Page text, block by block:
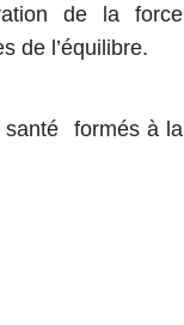
de la force
de l’équilibre.
santé formés à la